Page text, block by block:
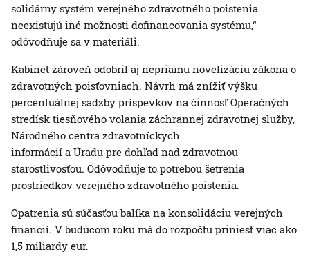
solidárny systém verejného zdravotného poistenia
neexistujú iné možnosti dofinancovania systému,“
odôvodňuje sa v materiáli.
Kabinet zároveň odobril aj nepriamu novelizáciu zákona o
zdravotných poisťovniach. Návrh má znížiť výšku
percentuálnej sadzby príspevkov na činnosť Operačných
stredísk tiesňového volania záchrannej zdravotnej služby,
Národného centra zdravotníckych
informácií a Úradu pre dohľad nad zdravotnou
starostlivosťou. Odôvodňuje to potrebou šetrenia
prostriedkov verejného zdravotného poistenia.
Opatrenia sú súčasťou balíka na konsolidáciu verejných
financií. V budúcom roku má do rozpočtu priniesť viac ako
1,5 miliardy eur.